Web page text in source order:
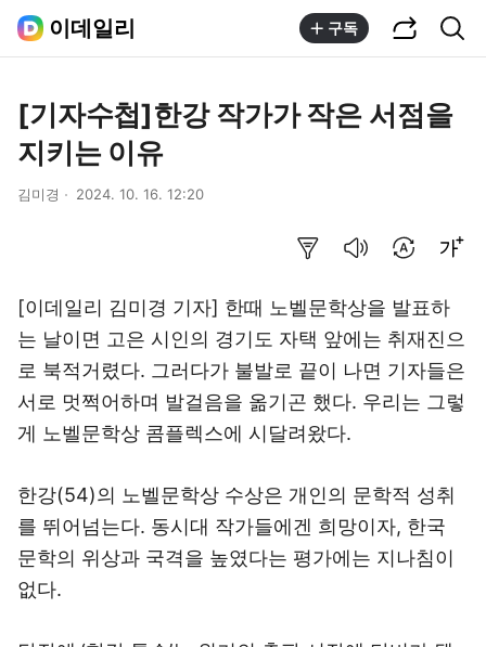
이데일리 구독
[기자수첩]한강 작가가 작은 서점을
지키는 이유
김미경 2024. 10. 16. 12:20
[이데일리 김미경 기자] 한때 노벨문학상을 발표하
는 날이면 고은 시인의 경기도 자택 앞에는 취재진으
로 북적거렸다. 그러다가 불발로 끝이 나면 기자들은
서로 멋쩍어하며 발걸음을 옮기곤 했다. 우리는 그렇
게 노벨문학상 콤플렉스에 시달려왔다.
한강(54)의 노벨문학상 수상은 개인의 문학적 성취
를 뛰어넘는다. 동시대 작가들에겐 희망이자, 한국
문학의 위상과 국격을 높였다는 평가에는 지나침이
없다.